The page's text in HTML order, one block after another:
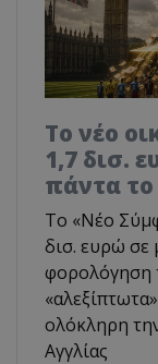
Το νέο
1,7 δισ.
πάντα
Το «Νέο
δισ. ευρώ σε
φορολόγηση
ολόκληρη
Αγγλίας